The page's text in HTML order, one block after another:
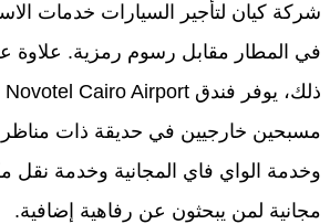
شركة كيان لتأجير السيارات خدمات
في المطار مقابل رسوم رمزية. علاوة
ذلك، يوفر فندق Novotel Cairo Airport
مسبحين خارجيين في حديقة ذات مناظر
وخدمة الواي فاي المجانية وخدمة نقل
مجانية لمن يبحثون عن رفاهية إضافية.